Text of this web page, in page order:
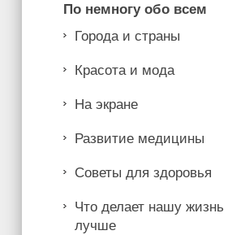
По немногу обо всем
Города и страны
Красота и мода
На экране
Развитие медицины
Советы для здоровья
Что делает нашу жизнь
лучше